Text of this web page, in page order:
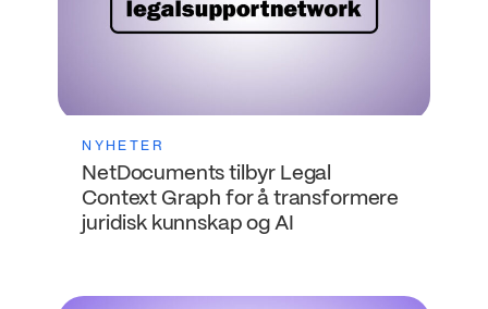
NYHETER
NetDocuments tilbyr Legal
Context Graph for å transformere
juridisk kunnskap og AI